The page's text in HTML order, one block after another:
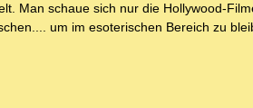
Man schaue sich nur die Hollywood-
um im esoterischen Bereich zu